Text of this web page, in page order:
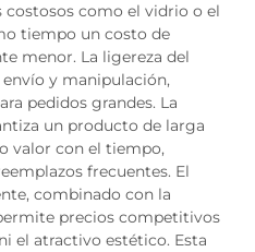
como el vidrio o el
tiempo un costo de
menor. La ligereza del
y manipulación,
pedidos grandes. La
un producto de larga
valor con el tiempo,
frecuentes. El
combinado con la
precios competitivos
el atractivo estético. Esta